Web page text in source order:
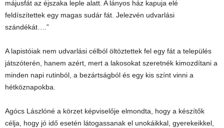
májusfát az éjszaka leple alatt. A lányos ház kapuja elé
feldíszítettek egy magas sudár fát. Jelezvén udvarlási
szándékát….”
A lapistóiak nem udvarlási célból öltöztettek fel egy fát a település
játszóterén, hanem azért, mert a lakosokat szeretnék kimozdítani a
minden napi rutinból, a bezártságból és egy kis színt vinni a
hétköznapokba.
Agócs Lászlóné a körzet képviselője elmondta, hogy a készítők
célja, hogy jó idő esetén látogassanak el unokáikkal, gyerekeikkel,